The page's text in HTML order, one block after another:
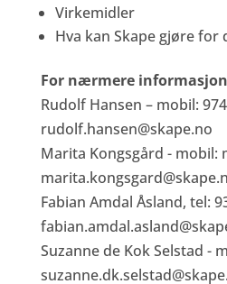
Virkemidler
Hva kan Skape gjøre for
For nærmere
Rudolf Hansen – mobil:
rudolf.hansen@skape.no
Marita Kongsgård - mobil:
Fabian Amdal Åsland, tel:
Suzanne de Kok Selstad -